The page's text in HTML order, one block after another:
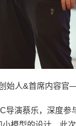
始人&首席内容
导演蔡乐，深度参